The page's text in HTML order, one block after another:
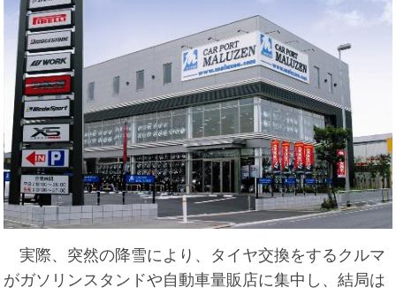
実際、突然の降雪により、タイヤ交換をするクルマ
がガソリンスタンドや自動車量販店に集中し、結局は